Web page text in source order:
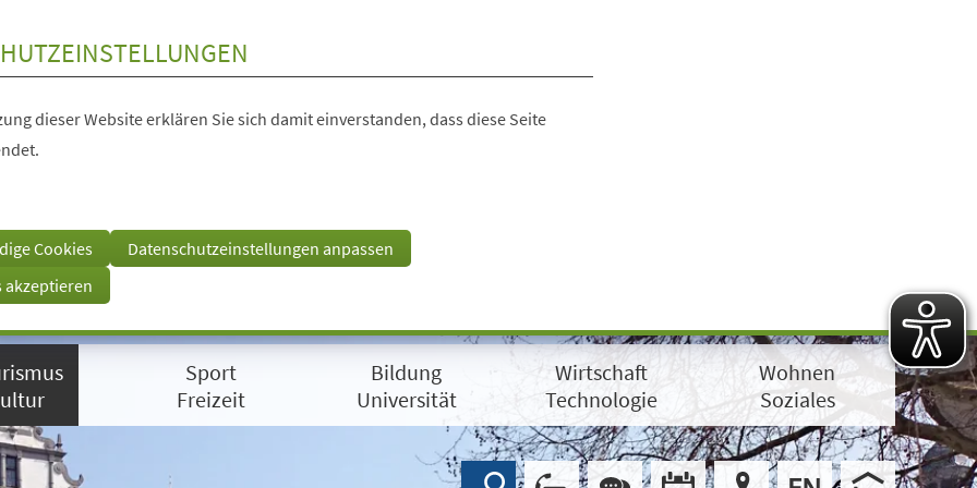
dieser Website erklären Sie sich damit einverstanden, dass diese Seite
Cookies
Datenschutzeinstellungen anpassen
akzeptieren
Sport
Freizeit
Bildung
Universität
Wirtschaft
Technologie
Wohnen
Soziales